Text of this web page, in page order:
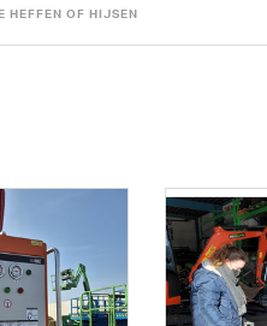
HEFFEN OF HIJSEN